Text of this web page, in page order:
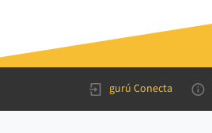
gurú Conecta